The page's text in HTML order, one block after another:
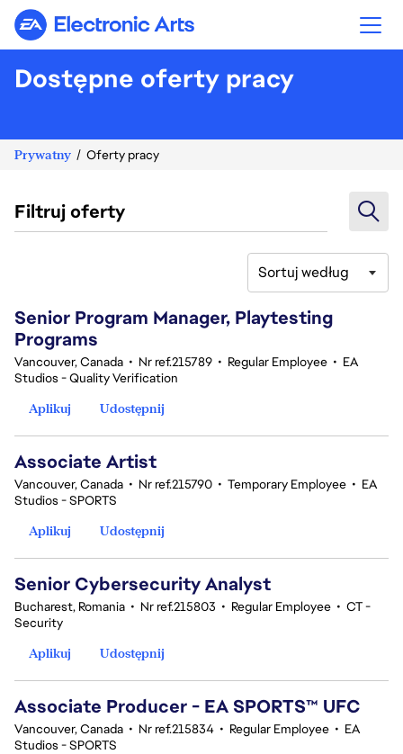
Electronic Arts
Dostępne oferty pracy
Prywatny Oferty pracy
Filtruj oferty
Sortuj według
Senior Program Manager, Playtesting
Programs
Vancouver, Canada • Nr ref.215789 • Regular Employee • EA
Studios - Quality Verification
Aplikuj
Udostępnij
Associate Artist
Vancouver, Canada • Nr ref.215790 • Temporary Employee • EA
Studios - SPORTS
Aplikuj
Udostępnij
Senior Cybersecurity Analyst
Bucharest, Romania • Nr ref.215803 • Regular Employee • CT -
Security
Aplikuj
Udostępnij
Associate Producer - EA SPORTS™ UFC
Vancouver, Canada • Nr ref.215834 • Regular Employee • EA
Studios - SPORTS